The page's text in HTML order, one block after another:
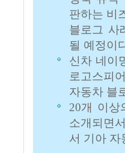
판하는 비
블로그 사
될 예정이
신차 네이
로고스피
자동차 블
20개 이상
소개되면
서 기아 자